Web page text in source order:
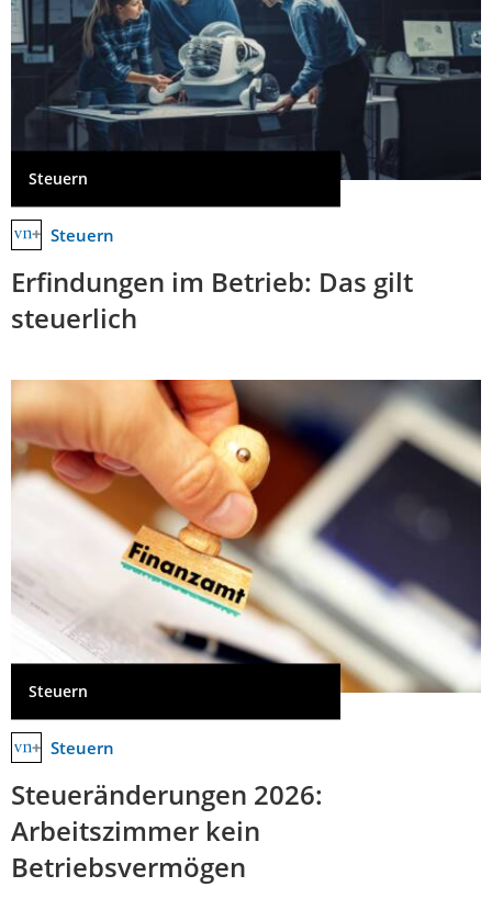
Steuern
Steuern
Erfindungen im Betrieb: Das gilt
steuerlich
Steuern
Steuern
Steueränderungen 2026:
Arbeitszimmer kein
Betriebsvermögen